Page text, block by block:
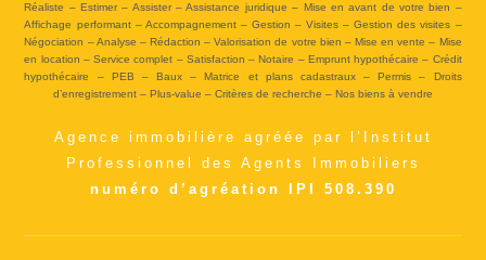
Réaliste – Estimer – Assister – Assistance juridique – Mise en avant de votre bien –
Affichage performant – Accompagnement – Gestion – Visites – Gestion des visites –
Négociation – Analyse – Rédaction – Valorisation de votre bien – Mise en vente – Mise
en location – Service complet – Satisfaction – Notaire – Emprunt hypothécaire – Crédit
hypothécaire – PEB – Baux – Matrice et plans cadastraux – Permis – Droits
d’enregistrement – Plus-value – Critères de recherche – Nos biens à vendre
Agence immobilière agréée par l’Institut
Professionnel des Agents Immobiliers
numéro d’agréation IPI 508.390